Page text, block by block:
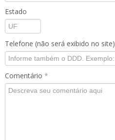
Estado
Telefone (não será exibido no site)
Comentário *